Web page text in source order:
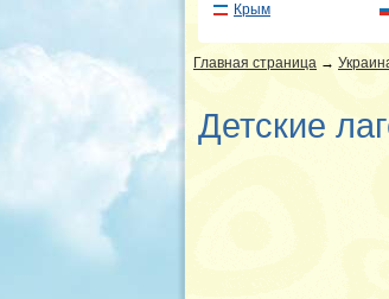
Крым
Главная страница →
Детские